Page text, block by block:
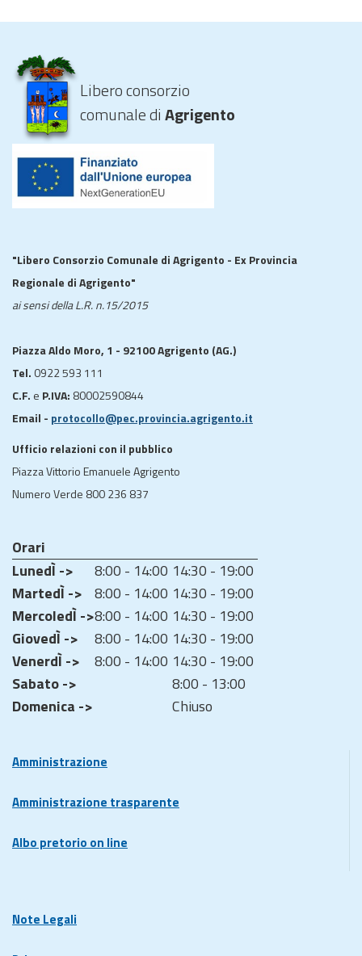
Libero consorzio
comunale diAgrigento
"Libero Consorzio Comunale di Agrigento - Ex Provincia
Regionale di Agrigento"
ai sensi della L.R. n.15/2015
Piazza Aldo Moro, 1 - 92100 Agrigento (AG.)
Tel. 0922 593 111
C.F. e P.IVA: 80002590844
Email - protocollo@pec.provincia.agrigento.it
Ufficio relazioni con il pubblico
Piazza Vittorio Emanuele Agrigento
Numero Verde 800 236 837
Orari
LunedÌ ->
8:00 - 14:00 14:30 - 19:00
MartedÌ -> 8:00 - 14:00 14:30 - 19:00
MercoledÌ ->8:00 - 14:00 14:30 - 19:00
GiovedÌ ->
8:00 - 14:00 14:30 - 19:00
VenerdÌ ->
8:00 - 14:00 14:30 - 19:00
Sabato ->
8:00 - 13:00
Domenica ->
Chiuso
Amministrazione
Amministrazione trasparente
Albo pretorio on line
Note Legali